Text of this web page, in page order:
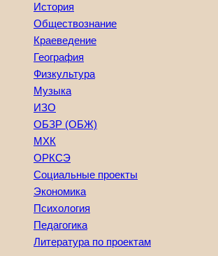
История
Обществознание
Краеведение
География
Физкультура
Музыка
ИЗО
ОБЗР (ОБЖ)
МХК
ОРКСЭ
Социальные проекты
Экономика
Психология
Педагогика
Литература по проектам